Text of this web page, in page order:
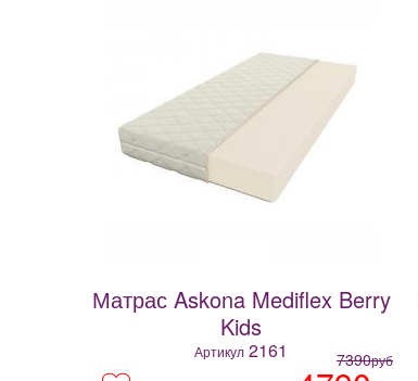
Матрас Askona Mediflex Berry
Kids
Артикул 2161 7390руб